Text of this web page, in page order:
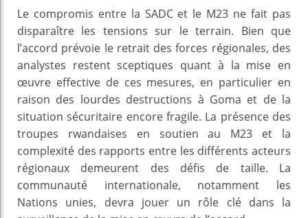
Le compromis entre la SADC et le M23 ne fait pas
disparaître les tensions sur le terrain. Bien que
l’accord prévoie le retrait des forces régionales, des
analystes restent sceptiques quant à la mise en
œuvre effective de ces mesures, en particulier en
raison des lourdes destructions à Goma et de la
situation sécuritaire encore fragile. La présence des
troupes rwandaises en soutien au M23 et la
complexité des rapports entre les différents acteurs
régionaux demeurent des défis de taille. La
communauté internationale, notamment les
Nations unies, devra jouer un rôle clé dans la